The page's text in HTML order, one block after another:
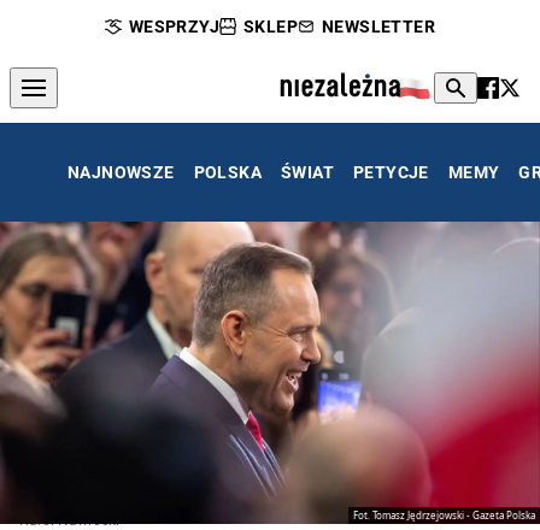
WESPRZYJ SKLEP NEWSLETTER
NAJNOWSZE POLSKA ŚWIAT PETYCJE MEMY
Fot. Tomasz Jędrzejowski - Gazeta Polska
Karol Nawrocki